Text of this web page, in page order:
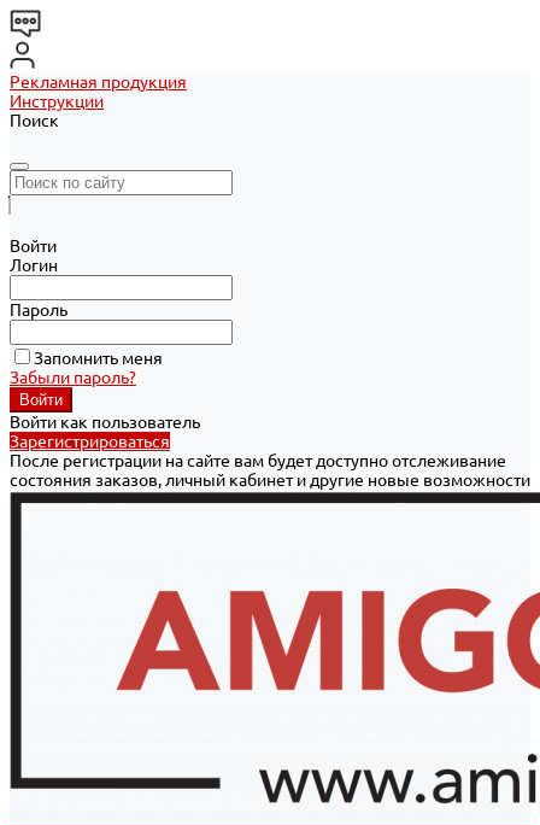
Рекламная продукция
Инструкции
Поиск
Войти
Логин
Пароль
Запомнить меня
Забыли пароль?
Войти как пользователь
Зарегистрироваться
После регистрации на сайте вам будет доступно отслеживание
состояния заказов, личный кабинет и другие новые возможности